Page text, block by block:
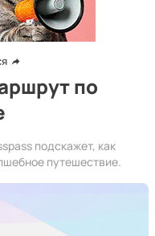
по
подскажет, как
путешествие.